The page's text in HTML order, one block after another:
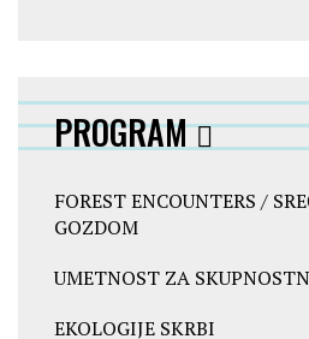
PROGRAM
FOREST ENCOUNTERS /
GOZDOM
UMETNOST ZA
EKOLOGIJE SKRBI